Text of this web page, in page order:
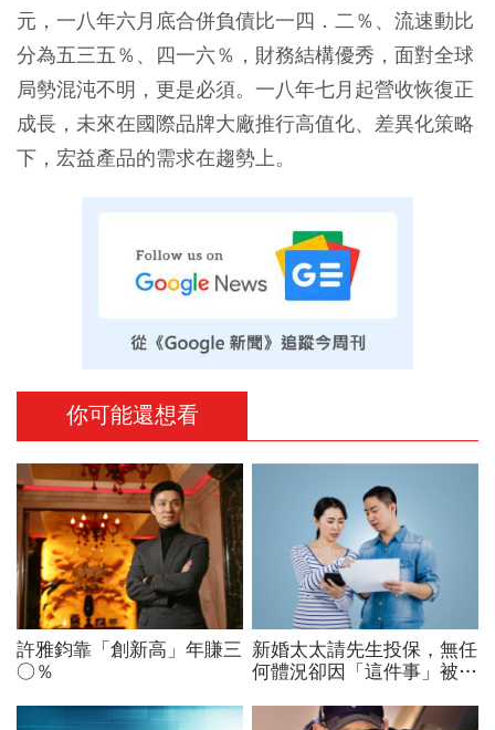
元， 一八年六月底合併負債比一四．二％、流速動比
分為五三五％、四一六％，財務結構優秀，面對全球
局勢混沌不明，更是必須。 一八年七月起營收恢復正
成長，未來在國際品牌大廠推行高值化、差異化策略
下，宏益產品的需求在趨勢上。
你可能還想看
許雅鈞靠「創新高」年賺三
○％
新婚太太請先生投保，無任
何體況卻因「這件事」被拒
嗎？該如何搶救？